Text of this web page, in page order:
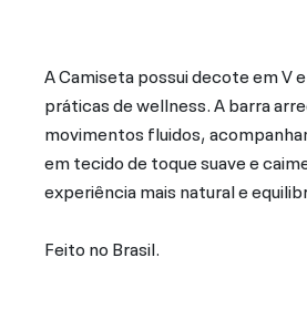
A Camiseta possui decote em V
práticas de wellness. A barra
movimentos fluidos,
em tecido de toque suave e
experiência mais natural e
Feito no Brasil.